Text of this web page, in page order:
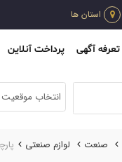
استان ها
تعرفه آگهی پرداخت آنلاین
انتخاب موقعیت
صنعت لوازم صنعتي